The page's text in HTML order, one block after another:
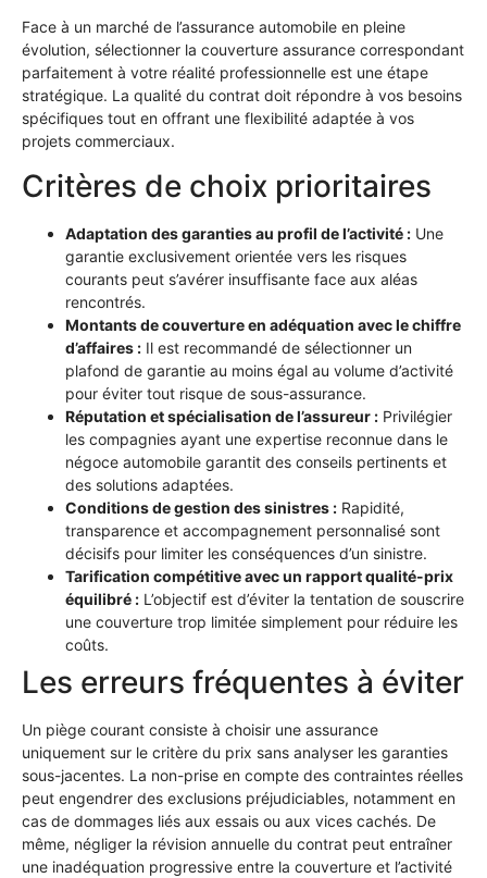
Face à un marché de l’assurance automobile en pleine
évolution, sélectionner la couverture assurance correspondant
parfaitement à votre réalité professionnelle est une étape
stratégique. La qualité du contrat doit répondre à vos besoins
spécifiques tout en offrant une flexibilité adaptée à vos
projets commerciaux.
Critères de choix prioritaires
Adaptation des garanties au profil de l’activité : Une
garantie exclusivement orientée vers les risques
courants peut s’avérer insuffisante face aux aléas
rencontrés.
Montants de couverture en adéquation avec le chiffre
d’affaires : Il est recommandé de sélectionner un
plafond de garantie au moins égal au volume d’activité
pour éviter tout risque de sous-assurance.
Réputation et spécialisation de l’assureur : Privilégier
les compagnies ayant une expertise reconnue dans le
négoce automobile garantit des conseils pertinents et
des solutions adaptées.
Conditions de gestion des sinistres : Rapidité,
transparence et accompagnement personnalisé sont
décisifs pour limiter les conséquences d’un sinistre.
Tarification compétitive avec un rapport qualité-prix
équilibré : L’objectif est d’éviter la tentation de souscrire
une couverture trop limitée simplement pour réduire les
coûts.
Les erreurs fréquentes à éviter
Un piège courant consiste à choisir une assurance
uniquement sur le critère du prix sans analyser les garanties
sous-jacentes. La non-prise en compte des contraintes réelles
peut engendrer des exclusions préjudiciables, notamment en
cas de dommages liés aux essais ou aux vices cachés. De
même, négliger la révision annuelle du contrat peut entraîner
une inadéquation progressive entre la couverture et l’activité